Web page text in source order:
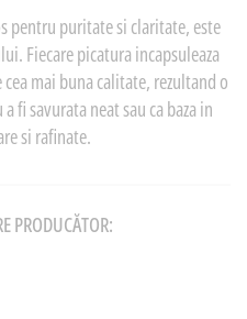
pentru puritate si claritate, este
Fiecare picatura incapsuleaza
mai buna calitate, rezultand o
fi savurata neat sau ca baza in
si rafinate.
PRODUCĂTOR: